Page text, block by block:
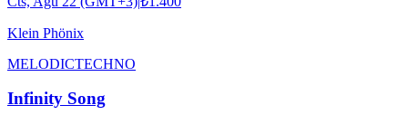
Klein Phönix
MELODICTECHNO
Infinity Song